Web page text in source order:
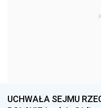
UCHWAŁA SEJMU